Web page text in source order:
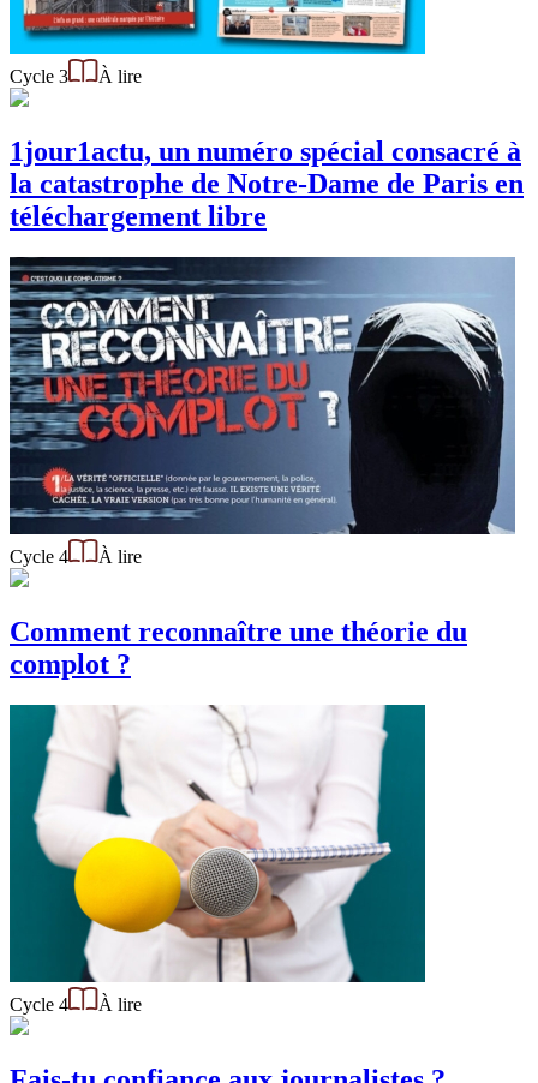
Cycle 3 À lire
1jour1actu, un numéro spécial consacré à
la catastrophe de Notre-Dame de Paris en
téléchargement libre
Cycle 4 À lire
Comment reconnaître une théorie du
complot ?
Cycle 4 À lire